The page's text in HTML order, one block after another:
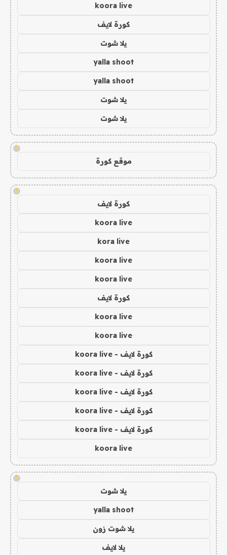
koora live
كورة لايف
يلا شوت
yalla shoot
yalla shoot
يلا شوت
يلا شوت
!
موقع كورة
!
كورة لايف
koora live
kora live
koora live
koora live
كورة لايف
koora live
koora live
كورة لايف - koora live
كورة لايف - koora live
كورة لايف - koora live
كورة لايف - koora live
كورة لايف - koora live
koora live
!
يلا شوت
yalla shoot
يلا شوت زون
يلا لايف